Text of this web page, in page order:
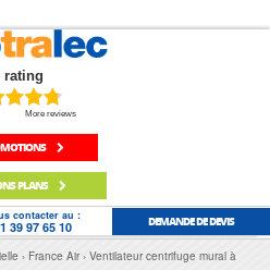
rating
More reviews
PLANS
contacter au :
39 97 65 10 DEMANDE DE DEVIS
France Air
Ventilateur centrifuge mural à